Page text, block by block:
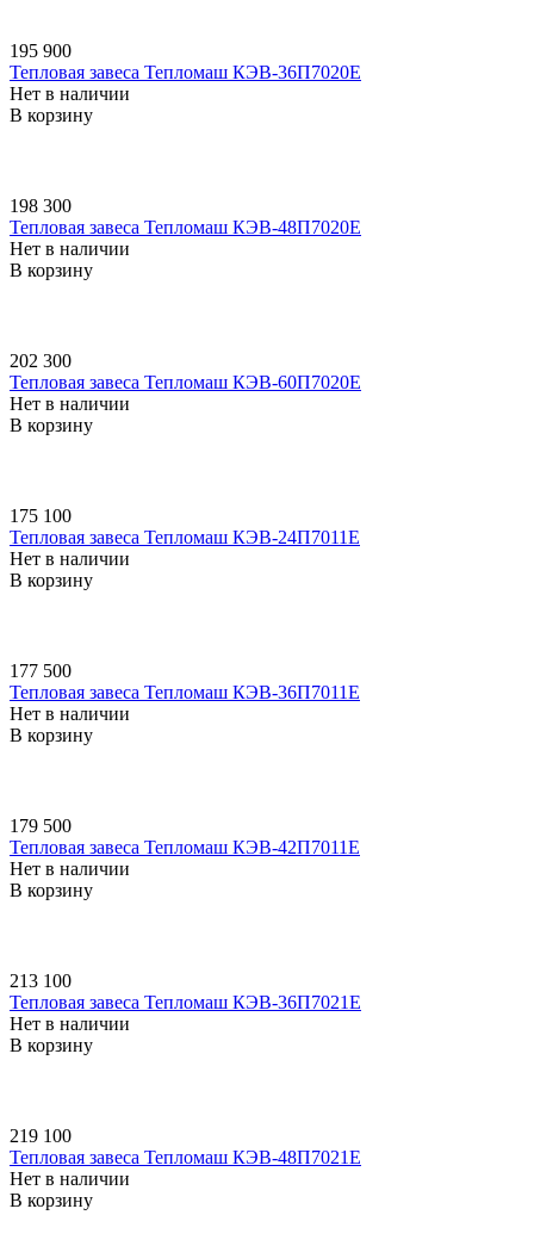
195 900
Тепловая завеса Тепломаш КЭВ-36П7020E
Нет в наличии
В корзину
198 300
Тепловая завеса Тепломаш КЭВ-48П7020E
Нет в наличии
В корзину
202 300
Тепловая завеса Тепломаш КЭВ-60П7020E
Нет в наличии
В корзину
175 100
Тепловая завеса Тепломаш КЭВ-24П7011E
Нет в наличии
В корзину
177 500
Тепловая завеса Тепломаш КЭВ-36П7011E
Нет в наличии
В корзину
179 500
Тепловая завеса Тепломаш КЭВ-42П7011E
Нет в наличии
В корзину
213 100
Тепловая завеса Тепломаш КЭВ-36П7021E
Нет в наличии
В корзину
219 100
Тепловая завеса Тепломаш КЭВ-48П7021E
Нет в наличии
В корзину